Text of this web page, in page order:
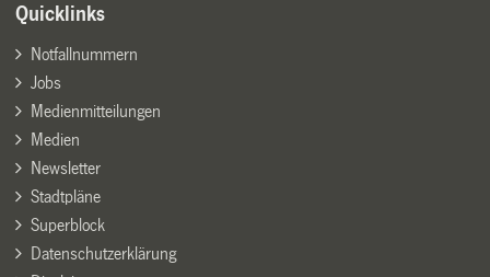
Quicklinks
Notfallnummern
Jobs
Medienmitteilungen
Medien
Newsletter
Stadtpläne
Superblock
Datenschutzerklärung